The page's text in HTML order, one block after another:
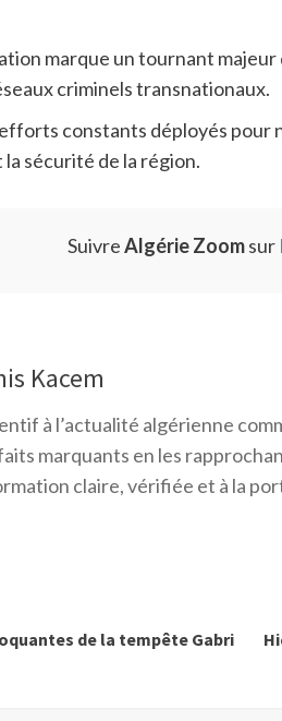
marque un tournant
criminels transnationaux.
constants déployés pour
sécurité de la région.
SuivreAlgérie Zoomsur
Kacem
à l’actualité algérienne
marquants en les
claire, vérifiée et à la
de la tempête Gabri